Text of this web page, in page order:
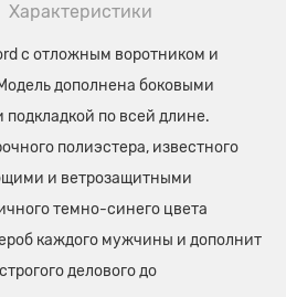
Характеристики
с отложным воротником и
дополнена боковыми
по всей длине.
полиэстера, известного
и ветрозащитными
темно-синего цвета
каждого мужчины и дополнит
делового до